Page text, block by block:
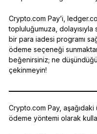
Crypto.com Pay’i,
topluluğumuza,
bir para iadesi programı
ödeme seçeneği
beğenirsiniz; ne
çekinmeyin!
Crypto.com Pay,
ödeme yöntemi olarak